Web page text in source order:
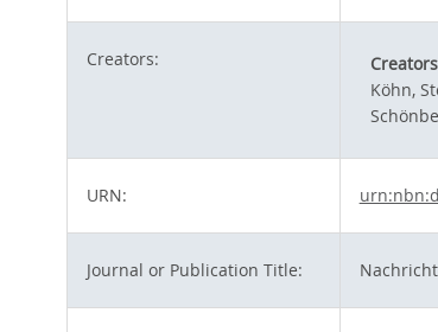
Creators: Creators
Köhn,
URN:
Journal or Publication Title: